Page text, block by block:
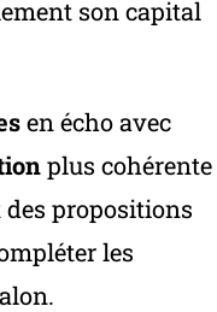
son capital
en écho avec
plus cohérente
propositions
les